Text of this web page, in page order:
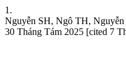
1.
Nguyễn SH, Ngô TH, Nguyễn
30 Tháng Tám 2025 [cited 7